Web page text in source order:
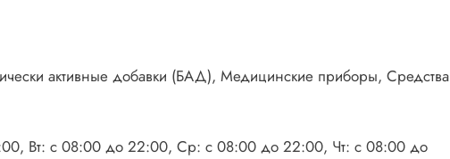
активные добавки (БАД), Медицинские приборы, Средства
Вт: с 08:00 до 22:00, Ср: с 08:00 до 22:00, Чт: с 08:00 до